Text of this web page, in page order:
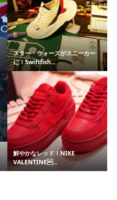
スター・ウォーズがスニーカー
に！Swiftfish...
鮮やかなレッド！NIKE
VALENTINE...